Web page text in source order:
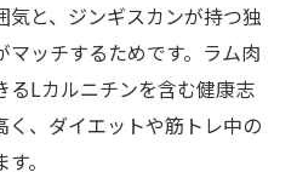
と、ジンギスカンが持つ独
ッチするためです。ラム肉
るLカルニチンを含む健康志
、ダイエットや筋トレ中の
。